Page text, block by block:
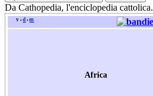
Da Cathopedia, l'enciclopedia cattolica.
v • d • m
Africa